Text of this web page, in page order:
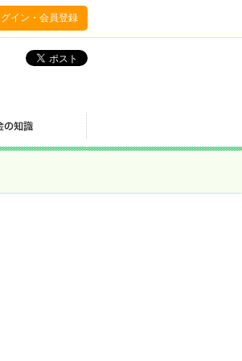
グイン・会員登録